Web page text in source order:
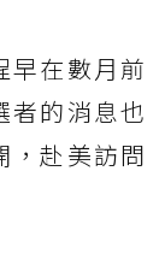
早在數月前
者的消息也
，赴美訪問